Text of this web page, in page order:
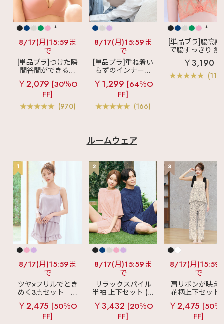
+
8/17(月)15:59ま
で
[単品ブラ]つけた瞬
間谷間ができるシ
ームレスブラ
超
盛ブラ(R) シームレ
ス 単品ブラジャー
￥2,079 [30％O
FF]
(970)
8/17(月)15:59ま
で
[単品ブラ]重ね着い
らずのインナーブ
ラ
リッチバスト
ブラトップ (ワイヤ
ー入り)
￥1,299 [64％O
FF]
(166)
+
[単品ブラ]脇高設
で脇すっきり 痩
見えブラ
カシ
クールレース脇
ブラ(R) 単品ブラ
ャー
￥3,190
ルームウェア
1
8/17(月)15:59ま
で
ツヤ×フリルでとき
めく3点セット
シ
ルキー ショートパ
ンツ 3点セット
￥2,475 [50％O
FF]
2
8/17(月)15:59ま
で
リラックスパイル
半袖 上下セット (男
女兼用サイズ)
￥3,432 [20％O
FF]
3
8/17(月)15:59
で
肩リボンが映え
花柄上下セット
メニーフラワー
ングパンツ 上下
ット
￥2,475 [50
FF]